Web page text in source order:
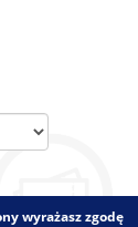
wyrażasz zgodę